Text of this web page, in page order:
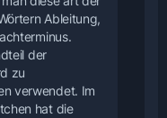
Ableitung,
der
zu
verwendet. Im
hat die